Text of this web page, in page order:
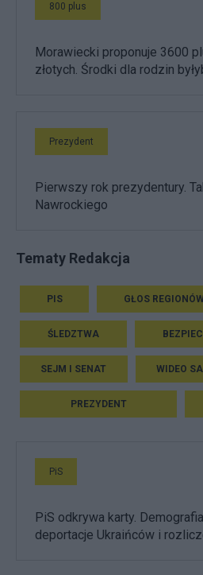
800 plus
Morawiecki proponuje 3600
złotych. Środki dla rodzin
Prezydent
Pierwszy rok prezydentury.
Nawrockiego
Tematy Redakcja
PIS GŁOS
ŚLEDZTWA
SEJM I SENAT WIDEO
PREZYDENT
PiS
PiS odkrywa karty.
deportacje Ukraińców i